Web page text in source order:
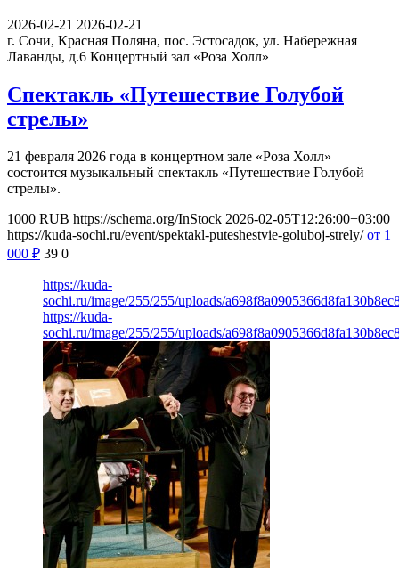
2026-02-21 2026-02-21
г. Сочи, Красная Поляна, пос. Эстосадок, ул. Набережная
Лаванды, д.6 Концертный зал «Роза Холл»
Спектакль «Путешествие Голубой
стрелы»
21 февраля 2026 года в концертном зале «Роза Холл»
состоится музыкальный спектакль «Путешествие Голубой
стрелы».
1000 RUB https://schema.org/InStock 2026-02-05T12:26:00+03:00
https://kuda-sochi.ru/event/spektakl-puteshestvie-goluboj-strely/ от 1
000 ₽ 39 0
https://kuda-
sochi.ru/image/255/255/uploads/
https://kuda-
sochi.ru/image/255/255/uploads/